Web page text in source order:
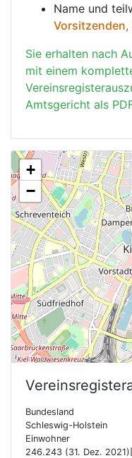
Name und
Sie erhalten nach
mit einem
Amtsgericht als
+
−
Bundesland
Schleswig-Holstein
Einwohner
246.243 (31. Dez.